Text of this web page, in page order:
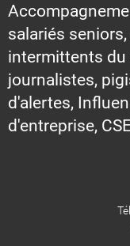
salariés
intermittents du
journalistes,
d'alertes,
d'entreprise,